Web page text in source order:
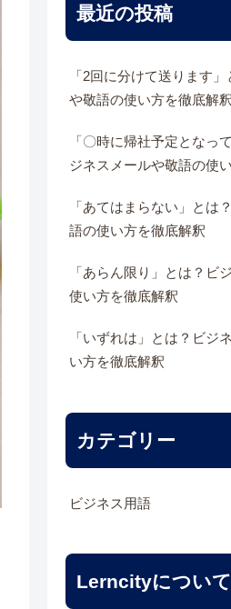
最近の投稿
「2回に分けて送ります
や敬語の使い方を徹底解釈
「〇時に帰社予定となっ
ジネスメールや敬語の使
「あてはまらない」とは
語の使い方を徹底解釈
「あらん限り」とは？ビ
使い方を徹底解釈
「いずれは」とは？ビジ
い方を徹底解釈
カテゴリー
ビジネス用語
Lerncityについて